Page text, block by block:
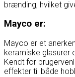
brænding, hvilket
Mayco er:
Mayco er et
keramiske glasurer
Kendt for
effekter til både